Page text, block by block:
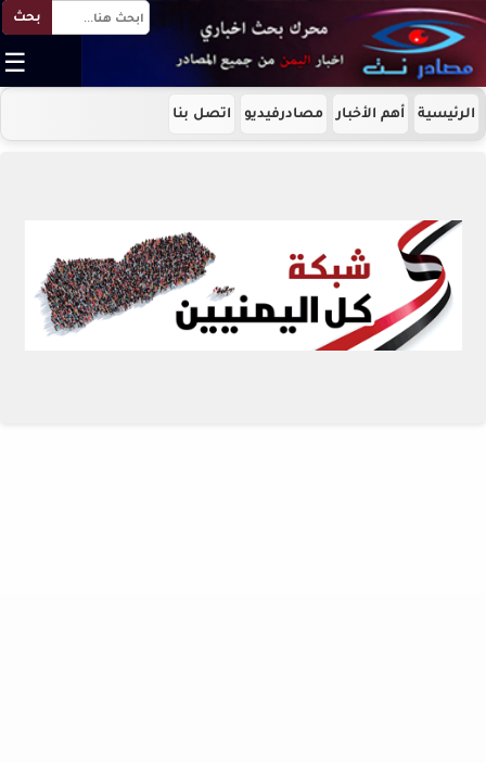
بحث
☰
الرئيسية أهم الأخبار مصادرفيديو اتصل بنا